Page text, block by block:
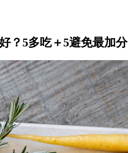
？5多吃＋5避免最加分